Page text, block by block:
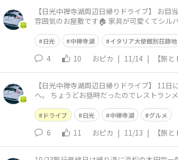
【日光中禅寺湖周辺日帰りドライブ】 お
雰囲気のお屋敷です🏠️ 家具が可愛くてシル
日光 中禅寺湖 イタリア大使館別荘跡地
4 10 おピカ | 11/14 | 【旅
【日光中禅寺湖周辺日帰りドライブ】 11
へ。 ちょうどお昼時だったのでレストラン
ドライブ 日光 中禅寺湖 グルメ
6 11 おピカ | 11/13 | 【旅